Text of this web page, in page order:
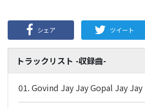
シェア ツイート
トラックリスト -収録曲-
01. Govind Jay Jay Gopal Jay Jay